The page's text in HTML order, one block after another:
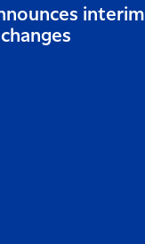
interim